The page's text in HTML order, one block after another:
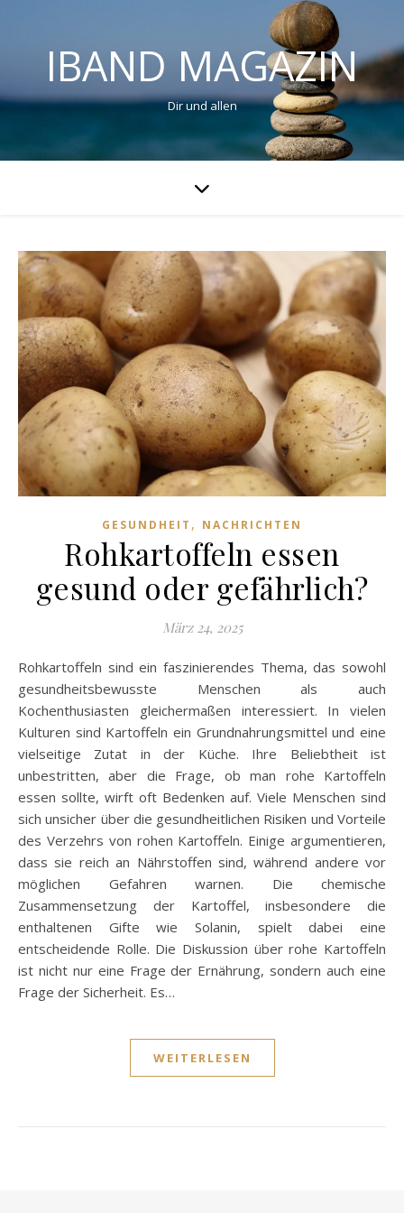
IBAND MAGAZIN
Dir und allen
GESUNDHEIT , NACHRICHTEN
Rohkartoffeln essen
gesund oder gefährlich?
März 24, 2025
Rohkartoffeln sind ein faszinierendes Thema, das sowohl
gesundheitsbewusste Menschen als auch
Kochenthusiasten gleichermaßen interessiert. In vielen
Kulturen sind Kartoffeln ein Grundnahrungsmittel und eine
vielseitige Zutat in der Küche. Ihre Beliebtheit ist
unbestritten, aber die Frage, ob man rohe Kartoffeln
essen sollte, wirft oft Bedenken auf. Viele Menschen sind
sich unsicher über die gesundheitlichen Risiken und Vorteile
des Verzehrs von rohen Kartoffeln. Einige argumentieren,
dass sie reich an Nährstoffen sind, während andere vor
möglichen Gefahren warnen. Die chemische
Zusammensetzung der Kartoffel, insbesondere die
enthaltenen Gifte wie Solanin, spielt dabei eine
entscheidende Rolle. Die Diskussion über rohe Kartoffeln
ist nicht nur eine Frage der Ernährung, sondern auch eine
Frage der Sicherheit. Es…
WEITERLESEN